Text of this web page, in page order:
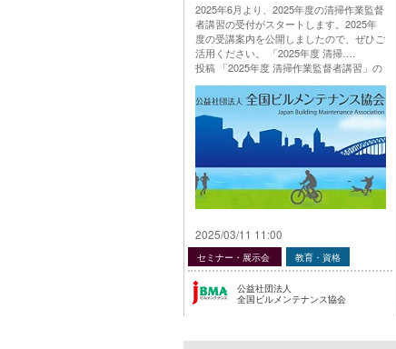
2025年6月より、2025年度の清掃作業監督
者講習の受付がスタートします。2025年
度の受講案内を公開しましたので、ぜひご
活用ください。 「2025年度 清掃….
投稿 「2025年度 清掃作業監督者講習」の
ンス協会 に最初に表示されました。
…
2025/03/11 11:00
セミナー・展示会 教育・資格
公益社団法人
全国ビルメンテナンス協会